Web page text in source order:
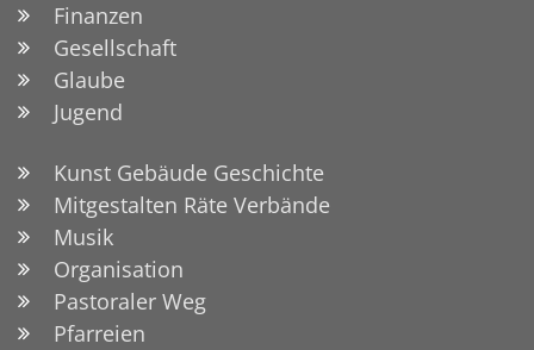
Finanzen
Gesellschaft
Glaube
Jugend
Kunst Gebäude Geschichte
Mitgestalten Räte Verbände
Musik
Organisation
Pastoraler Weg
Pfarreien